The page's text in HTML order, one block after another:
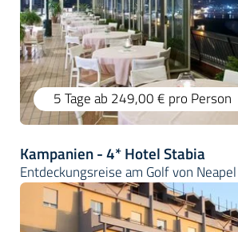
5 Tageab 249,00 € pro Person
Kampanien - 4* Hotel Stabia
Entdeckungsreise am Golf von Neapel